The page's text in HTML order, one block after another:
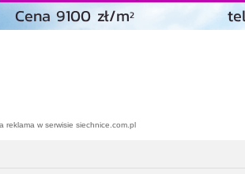
reklama w serwisie siechnice.com.pl